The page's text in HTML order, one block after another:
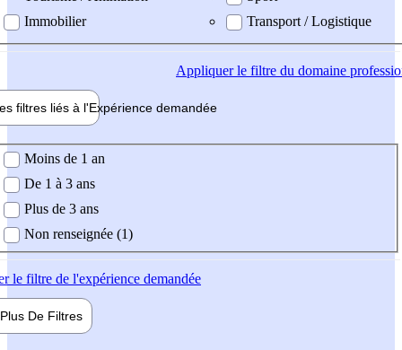
Immobilier
Transport / Logistique
Appliquerle filtre du domaine
filtres liés à l'Expérience demandée
demandée
Moins de 1 an
De 1 à 3 ans
Plus de 3 ans
Non renseignée (1)
le filtre de l'expérience demandée
Plus De Filtres